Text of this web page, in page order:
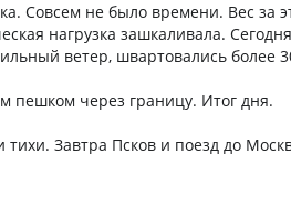
Совсем не было времени. Вес за
нагрузка зашкаливала.
ветер, швартовались более
пешком через границу. Итог дня.
Завтра Псков и поезд до